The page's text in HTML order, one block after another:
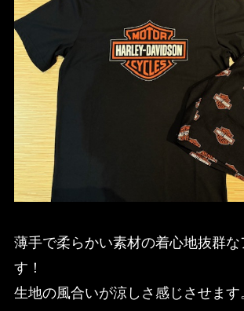
薄手で柔らかい素材の着心地抜群
す！
生地の風合いが涼しさ感じさせます